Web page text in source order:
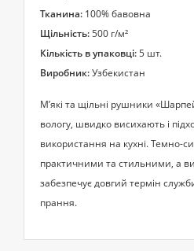
Тканина: 100% бавовна
Щільність:500 г/м²
Кількість в упаковці:5 шт.
Виробник:Узбекистан
М’які та щільні рушники
вологу, швидко висихають і
використання на кухні. Темно-
практичними та стильними, а
забезпечує довгий термін
прання.